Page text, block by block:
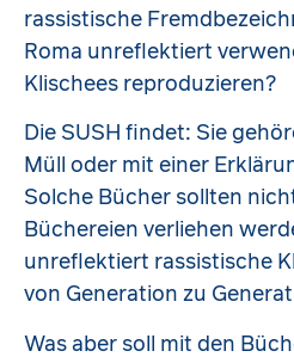
rassistische
Roma unreflektiert
Klischees reproduzieren?
Die SUSH findet: Sie
Müll oder mit einer
Solche Bücher sollten
Büchereien verliehen
unreflektiert rassistische
von Generation zu
Was aber soll mit den